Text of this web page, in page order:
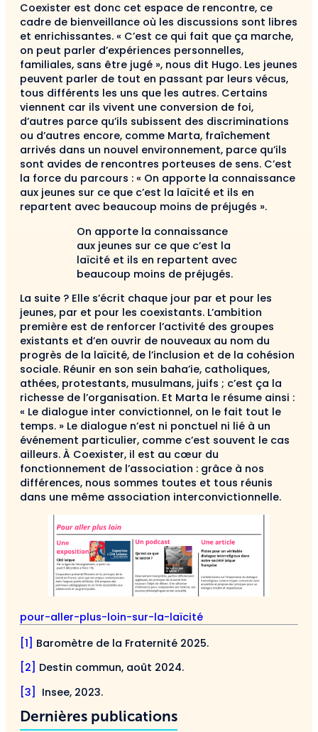
Coexister est donc cet espace de rencontre, ce
cadre de bienveillance où les discussions sont libres
et enrichissantes. « C’est ce qui fait que ça marche,
on peut parler d’expériences personnelles,
familiales, sans être jugé », nous dit Hugo. Les jeunes
peuvent parler de tout en passant par leurs vécus,
tous différents les uns que les autres. Certains
viennent car ils vivent une conversion de foi,
d’autres parce qu’ils subissent des discriminations
ou d’autres encore, comme Marta, fraîchement
arrivés dans un nouvel environnement, parce qu’ils
sont avides de rencontres porteuses de sens. C’est
la force du parcours : « On apporte la connaissance
aux jeunes sur ce que c’est la laïcité et ils en
repartent avec beaucoup moins de préjugés ».
On apporte la connaissance
aux jeunes sur ce que c’est la
laïcité et ils en repartent avec
beaucoup moins de préjugés.
La suite ? Elle s’écrit chaque jour par et pour les
jeunes, par et pour les coexistants. L’ambition
première est de renforcer l’activité des groupes
existants et d’en ouvrir de nouveaux au nom du
progrès de la laïcité, de l’inclusion et de la cohésion
sociale. Réunir en son sein baha’ie, catholiques,
athées, protestants, musulmans, juifs ; c’est ça la
richesse de l’organisation. Et Marta le résume ainsi :
« Le dialogue inter convictionnel, on le fait tout le
temps. » Le dialogue n’est ni ponctuel ni lié à un
événement particulier, comme c’est souvent le cas
ailleurs. À Coexister, il est au cœur du
fonctionnement de l’association : grâce à nos
différences, nous sommes toutes et tous réunis
dans une même association interconvictionnelle.
pour-aller-plus-loin-sur-la-laïcité
[1] Baromètre de la Fraternité 2025.
[2] Destin commun, août 2024.
[3]
Insee, 2023.
Dernières publications